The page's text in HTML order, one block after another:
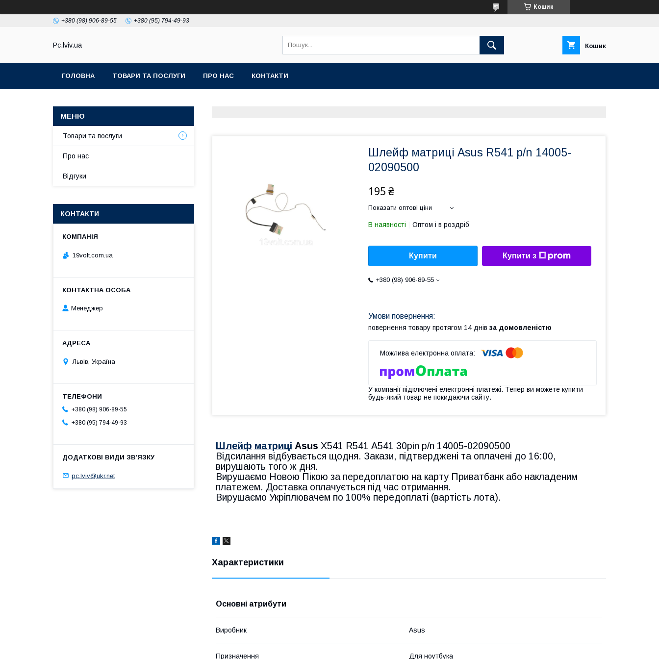
Кошик
+380 (98) 906-89-55 +380 (95) 794-49-93
Pc.lviv.ua Кошик
ГОЛОВНА ТОВАРИ ТА ПОСЛУГИ ПРО НАС КОНТАКТИ
Шлейф матриці Asus R541 p/n 14005-
02090500
195 ₴
Показати оптові ціни
В наявності Оптом і в роздріб
Купити Купити з
+380 (98) 906-89-55
повернення товару протягом 14 днів за домовленістю
У компанії підключені електронні платежі. Тепер ви можете купити
будь-який товар не покидаючи сайту.
Шлейф матриці Asus X541 R541 A541 30pin p/n 14005-02090500
Відсилання відбувається щодня. Закази, підтверджені та оплачені до 16:00,
вирушають того ж дня.
Вирушаємо Новою Пікою за передоплатою на карту Приватбанк або накладеним
платежем. Доставка оплачується під час отримання.
Вирушаємо Укріплювачем по 100% передоплаті (вартість лота).
Характеристики
Основні атрибути
Виробник Asus
Призначення Для ноутбука
Товари та послуги
Про нас
Відгуки
КОНТАКТИ
19volt.com.ua
Менеджер
Львів, Україна
+380 (98) 906-89-55
+380 (95) 794-49-93
pc.lviv@ukr.net